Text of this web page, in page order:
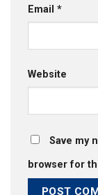
Email *
Website
Save my
browser for